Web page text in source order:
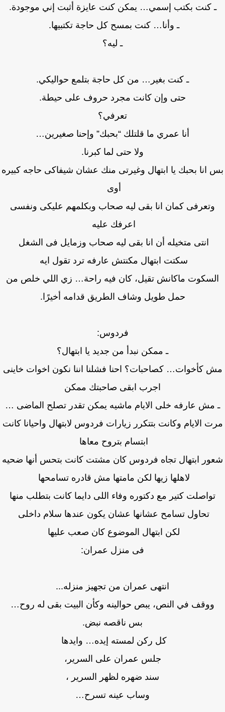
ـ كنت بكتب إسمي… يمكن كنت عايزة أثبت إني موجودة.
ـ وأنا… كنت بمسح كل حاجة تكتبيها.
ـ ليه؟
ـ كنت بغير… من كل حاجة بتلمع حواليكي.
حتى وإن كانت مجرد حروف على حيطة.
تعرفي؟
أنا عمري ما قلتلك “بحبك” وإحنا صغيرين…
ولا حتى لما كبرنا.
انا بحبك يا ابتهال وغيرتى منك عشان شيفاكى حاجه كبيره
أوى
وتعرفى كمان انا بقى ليه صحاب وبكلمهم عليكى ونفسى
اعرفك عليه
انتى متخيله أن انا بقى ليه صحاب وزمايل فى الشغل
سكتت ابتهال مكنتش عارفه ترد تقول ايه
ماكانش تقيل، كان فيه راحة… زي اللي خلص من
حمل طويل وشاف الطريق قدامه أخيرًا.
فردوس:
ـ ممكن نبدأ من جديد يا ابتهال؟
كأخوات… كصاحبات؟ احنا فشلنا اننا نكون اخوات خاينى
اجرب ابقى صاحبتك ممكن
مش عارفه خلى الايام ماشيه يمكن تقدر تصلح الماضى …
الايام وكانت بتتكرر زيارات فردوس لابتهال واحيانا كانت
ابتسام بتروح معاها
ابتهال تجاه فردوس كان مشتت كانت بتحس أنها ضحيه
لاهلها زيها لكن مامتها مش قادره تسامحها
تواصلت كتير مع دكتوره وفاء اللى دايما كانت بتطلب منها
تحاول تسامح عشانها عشان يكون عندها سلام داخلى
لكن ابتهال الموضوع كان صعب عليها
فى منزل عمران:
انتهى عمران من تجهيز منزله...
ووقف في النص، يبص حوالينه وكأن البيت بقى له روح…
بس ناقصه نبض.
كل ركن لمسته إيده… وايدها
جلس عمران على السرير،
سند ضهره لظهر السرير ،
وساب عينه تسرح…